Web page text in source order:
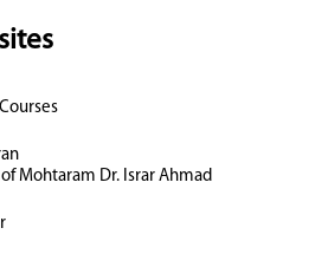
Mohtaram Dr. Israr Ahmad